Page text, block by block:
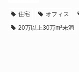
住宅 オフィス
20万以上30万m²未満